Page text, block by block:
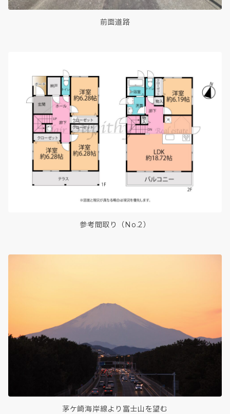
前面道路
参考間取り（No.2）
茅ケ崎海岸線より富士山を望む